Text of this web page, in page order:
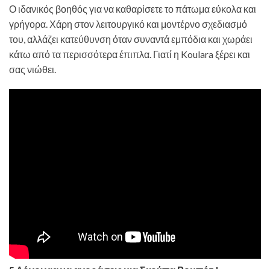
Ο ιδανικός βοηθός για να καθαρίσετε το πάτωμα εύκολα και
γρήγορα. Χάρη στον λειτουργικό και μοντέρνο σχεδιασμό
του, αλλάζει κατεύθυνση όταν συναντά εμπόδια και χωράει
κάτω από τα περισσότερα έπιπλα. Γιατί η Koulara ξέρει και
σας νιώθει.